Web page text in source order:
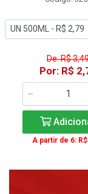
De: R$
Por: R$
A partir de 6: